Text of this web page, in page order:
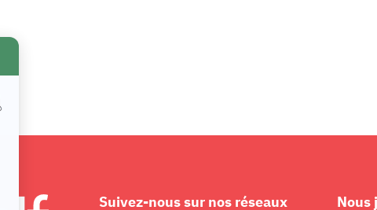
Suivez-nous sur nos réseaux
Nous